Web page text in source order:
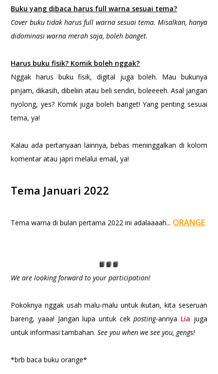
Buku yang dibaca harus full warna sesuai tema?
Cover buku tidak harus full warna sesuai tema. Misalkan, hanya
didominasi warna merah saja, boleh banget.
Harus buku fisik? Komik boleh nggak?
Nggak harus buku fisik, digital juga boleh. Mau bukunya
pinjam, dikasih, dibeliin atau beli sendiri, boleeeeh. Asal jangan
nyolong, yes? Komik juga boleh banget! Yang penting sesuai
tema, ya!
Kalau ada pertanyaan lainnya, bebas meninggalkan di kolom
komentar atau japri melalui email, ya!
Tema Januari 2022
Tema warna di bulan pertama 2022 ini adalaaaah... ORANGE.
📙📙📙
We are looking forward to your participation!
Pokoknya nggak usah malu-malu untuk ikutan, kita seseruan
bareng, yaaa! Jangan lupa untuk cekposting-annya Lia juga
untuk informasi tambahan.See you when we see you, gengs!
*brb baca buku orange*